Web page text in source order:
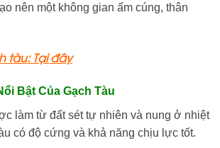
nên một không gian ấm cúng, thân
tàu: Tại đây
Bật Của Gạch Tàu
làm từ đất sét tự nhiên và nung ở nhiệt
có độ cứng và khả năng chịu lực tốt.